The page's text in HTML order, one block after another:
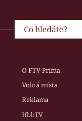
O FTV Prima
Volná místa
Reklama
HbbTV